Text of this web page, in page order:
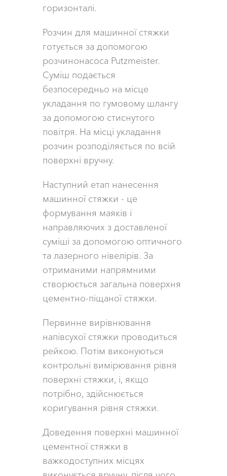
горизонталі.
Розчин для машинної стяжки
готується за допомогою
розчинонасоса Putzmeister.
Суміш подається
безпосередньо на місце
укладання по гумовому шлангу
за допомогою стиснутого
повітря. На місці укладання
розчин розподіляється по всій
поверхні вручну.
Наступний етап нанесення
машинної стяжки - це
формування маяків і
направляючих з доставленої
суміші за допомогою оптичного
та лазерного нівелірів. За
отриманими напрямними
створюється загальна поверхня
цементно-піщаної стяжки.
Первинне вирівнювання
напівсухої стяжки проводиться
рейкою. Потім виконуються
контрольні вимірювання рівня
поверхні стяжки, і, якщо
потрібно, здійснюється
коригування рівня стяжки.
Доведення поверхні машинної
цементної стяжки в
важкодоступних місцях